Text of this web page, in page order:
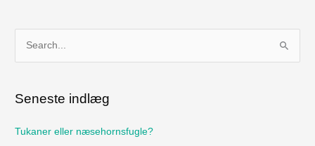
e
Seneste indlæg
Tukaner eller næsehornsfugle?